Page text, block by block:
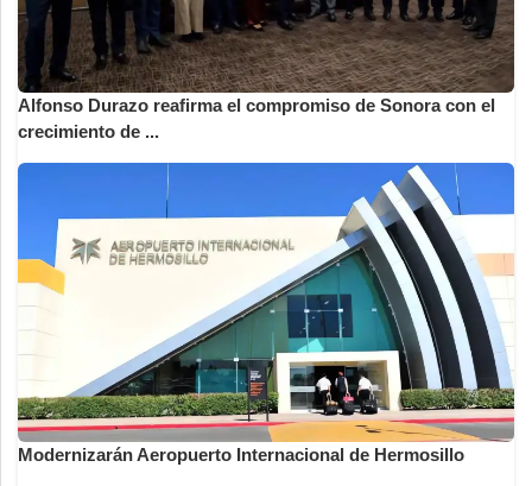
Alfonso Durazo reafirma el compromiso de Sonora con el
crecimiento de ...
Modernizarán Aeropuerto Internacional de Hermosillo